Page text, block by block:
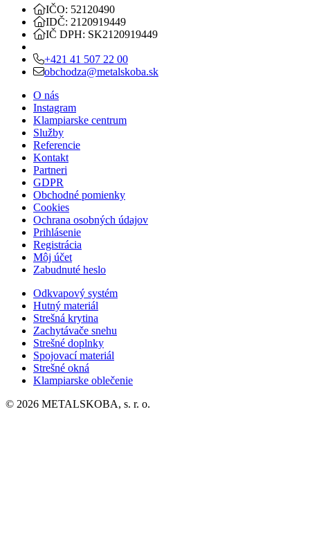
IČO: 52120490
IDČ: 2120919449
IČ DPH: SK2120919449
+421 41 507 22 00
obchodza@metalskoba.sk
O nás
Instagram
Klampiarske centrum
Služby
Referencie
Kontakt
Partneri
GDPR
Obchodné pomienky
Cookies
Ochrana osobných údajov
Prihlásenie
Registrácia
Môj účet
Zabudnuté heslo
Odkvapový systém
Hutný materiál
Strešná krytina
Zachytávače snehu
Strešné doplnky
Spojovací materiál
Strešné okná
Klampiarske oblečenie
© 2026 METALSKOBA, s. r. o.